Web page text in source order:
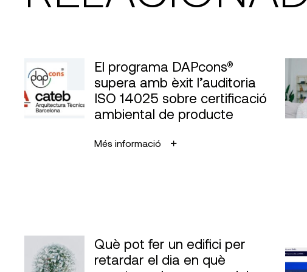
El programa DAPcons®
supera amb èxit l’auditoria
ISO 14025 sobre certificació
ambiental de producte
Més informació
Què pot fer un edifici per
retardar el dia en què